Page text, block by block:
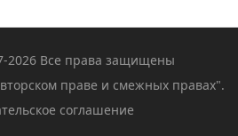
2026 Все права защищены
праве и смежных правах".
соглашение